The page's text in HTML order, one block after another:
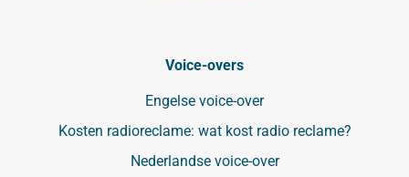
Voice-overs
Engelse voice-over
Kosten radioreclame: wat kost radio reclame?
Nederlandse voice-over